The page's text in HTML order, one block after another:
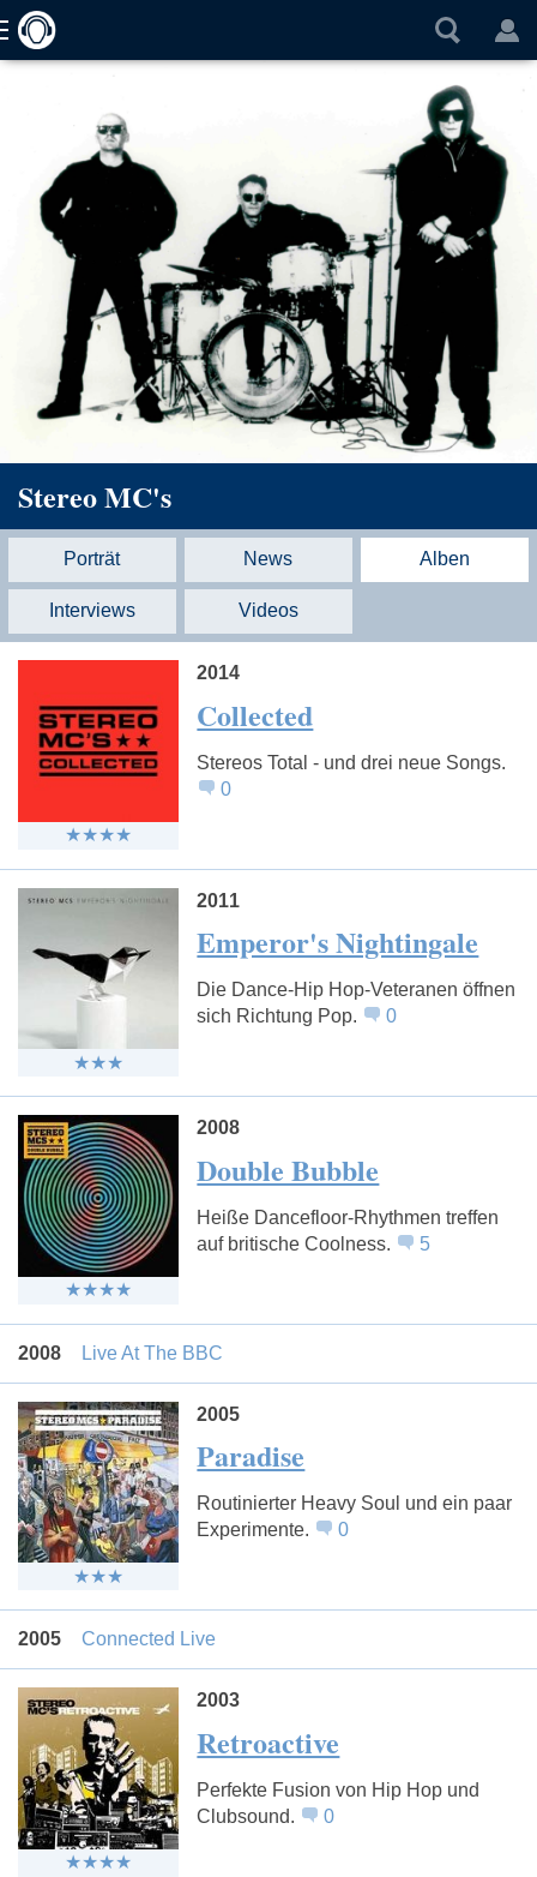
Stereo MC's
Porträt News Alben
Interviews Videos
2014
Collected
Stereos Total - und drei neue Songs.
0
2011
Emperor's Nightingale
Die Dance-Hip Hop-Veteranen öffnen
sich Richtung Pop.
0
2008
Double Bubble
Heiße Dancefloor-Rhythmen treffen
auf britische Coolness.
5
2008 Live At The BBC
2005
Paradise
Routinierter Heavy Soul und ein paar
Experimente.
0
2005 Connected Live
2003
Retroactive
Perfekte Fusion von Hip Hop und
Clubsound.
0